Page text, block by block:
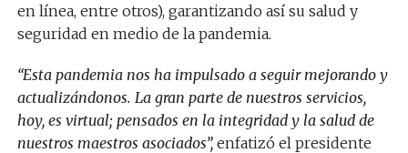
en línea, entre otros), garantizando así su salud y
seguridad en medio de la pandemia.
“Esta pandemia nos ha impulsado a seguir mejorando y
actualizándonos. La gran parte de nuestros servicios,
hoy, es virtual; pensados en la integridad y la salud de
nuestros maestros asociados”, enfatizó el presidente